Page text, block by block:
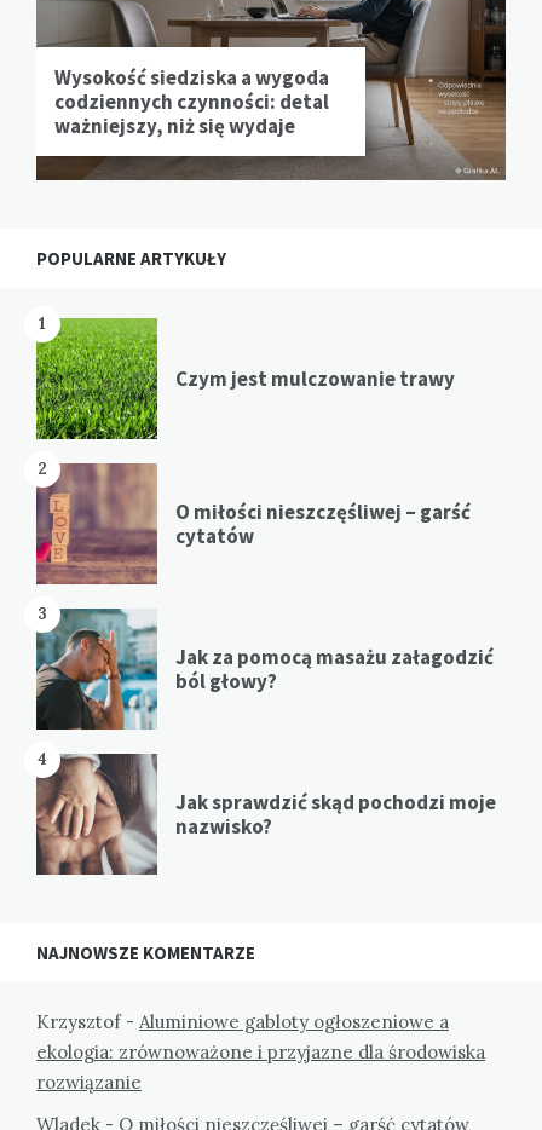
Wysokość siedziska a wygoda
codziennych czynności: detal
ważniejszy, niż się wydaje
POPULARNE ARTYKUŁY
1
Czym jest mulczowanie trawy
2
O miłości nieszczęśliwej – garść
cytatów
3
Jak za pomocą masażu załagodzić
ból głowy?
4
Jak sprawdzić skąd pochodzi moje
nazwisko?
NAJNOWSZE KOMENTARZE
Krzysztof- Aluminiowe gabloty ogłoszeniowe a
ekologia: zrównoważone i przyjazne dla środowiska
rozwiązanie
Wladek - O miłości nieszczęśliwej – garść cytatów